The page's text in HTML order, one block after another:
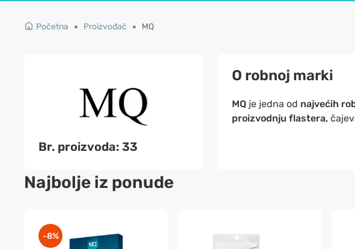
Početna Proizvođač MQ
Br. proizvoda: 33
O robnoj marki
MQ je jedna od najvećih
proizvodnju flastera,
Najbolje iz ponude
-8%